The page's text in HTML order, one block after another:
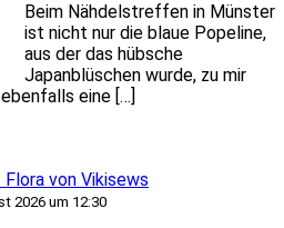
Beim Nähdelstreffen in Münster
ist nicht nur die blaue Popeline,
aus der das hübsche
Japanblüschen wurde, zu mir
eine […]
von Vikisews
2026 um 12:30